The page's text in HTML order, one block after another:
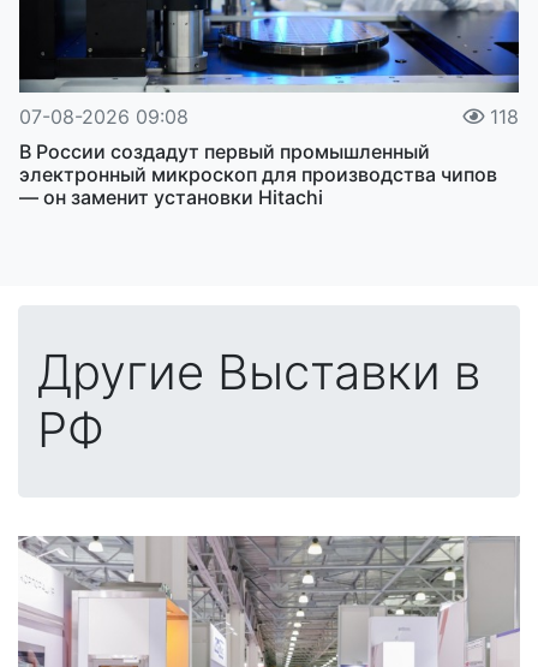
07-08-2026 09:08
118
В России создадут первый промышленный
электронный микроскоп для производства чипов
— он заменит установки Hitachi
Другие Выставки в
РФ